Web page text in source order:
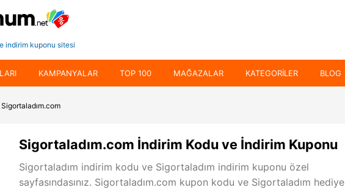
indirim kuponu sitesi
KAMPANYALAR TOP 100 MAĞAZALAR KATEGORILER BLOG
Sigortaladım.com
Sigortaladım.com İndirim Kodu ve İndirim Kuponu
Sigortaladım indirim kodu ve Sigortaladım indirim kuponu özel
sayfasındasınız. Sigortaladım.com kupon kodu ve Sigortaladım hediye